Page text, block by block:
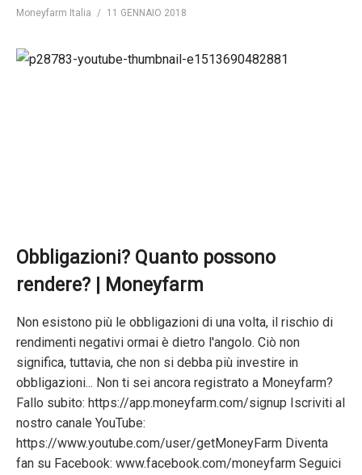
Moneyfarm Italia 11 GENNAIO 2018
Obbligazioni? Quanto possono
rendere? | Moneyfarm
Non esistono più le obbligazioni di una volta, il rischio di
rendimenti negativi ormai è dietro l'angolo. Ciò non
significa, tuttavia, che non si debba più investire in
obbligazioni... Non ti sei ancora registrato a Moneyfarm?
Fallo subito: https://app.moneyfarm.com/signup Iscriviti al
nostro canale YouTube:
https://www.youtube.com/user/getMoneyFarm Diventa
fan su Facebook: www.facebook.com/moneyfarm Seguici